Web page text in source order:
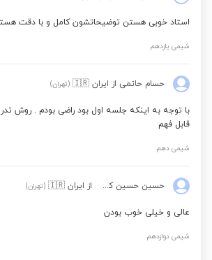
استاد خوبی هستن توضیحاتشون کامل و با دقت
شیمی یازدهم
حسام حاتمی از ایران 🇮🇷 (تهران)
با توجه به اینکه جلسه اول بود راضی بودم . روش
قابل فهم
شیمی دهم
حسین حسین کش تیا از ایران 🇮🇷 (تهران)
عالی و خیلی خوب بودن
شیمی دوازدهم